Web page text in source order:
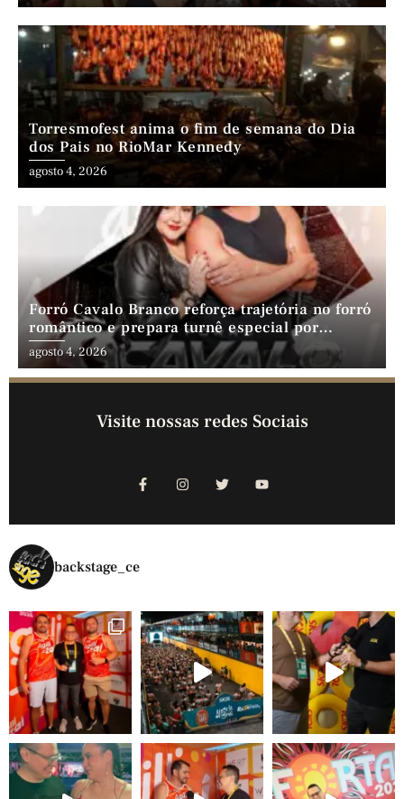
Torresmofest anima o fim de semana do Dia
dos Pais no RioMar Kennedy
agosto 4, 2026
Forró Cavalo Branco reforça trajetória no forró
romântico e prepara turnê especial por
Fortaleza
agosto 4, 2026
Visite nossas redes Sociais
backstage_ce